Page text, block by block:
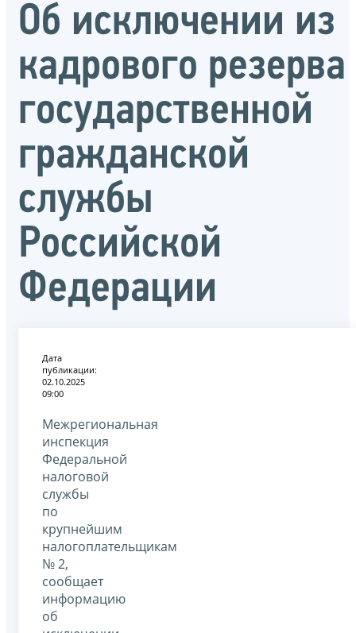
Об исключении из
кадрового резерва
государственной
гражданской
службы
Российской
Федерации
Дата
публикации:
02.10.2025
09:00
Межрегиональная
инспекция
Федеральной
налоговой
службы
по
крупнейшим
налогоплательщикам
№ 2,
сообщает
информацию
об